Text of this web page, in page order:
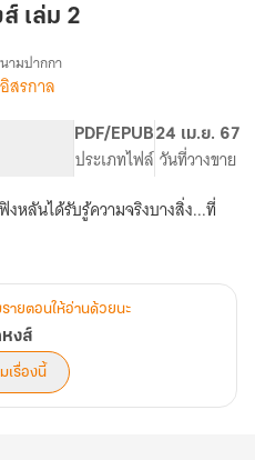
เล่ม 2
เรื่อง
นามปากกา
อิสรกาล
PDF/EPUB
ประเภทไฟล์
24 เม.ย. 67
วันที่วางขาย
หลันได้รับรู้ความจริงบางสิ่ง...ที่
ายตอนให้อ่านด้วยนะ
งส์
เรื่องนี้